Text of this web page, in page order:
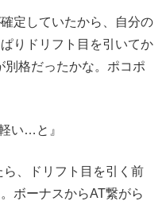
定していたから、自分の
りドリフト目を引いてか
別格だったかな。ポコポ
い…と』
ら、ドリフト目を引く前
ボーナスからAT繋がら